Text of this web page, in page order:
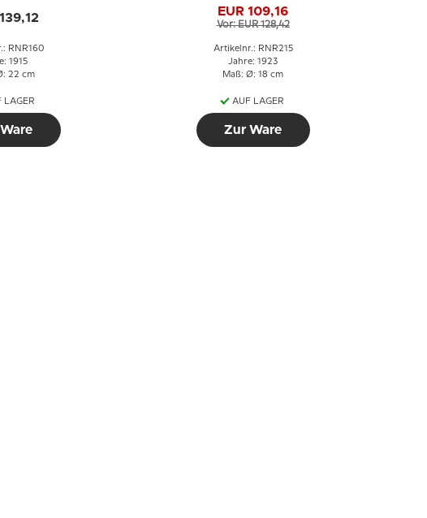
PAX
RNR160
1915
22 cm
LAGER
PRINSESSE HELENAS
BØRNEHJEM
DANMARK
(Waisenhaus der
Prinzessin Helena in
EUR 109,16
Vor: EUR 128,42
Artikelnr.: RNR215
Jahre: 1923
Maß: Ø: 18 cm
AUF LAGER
Zur Ware